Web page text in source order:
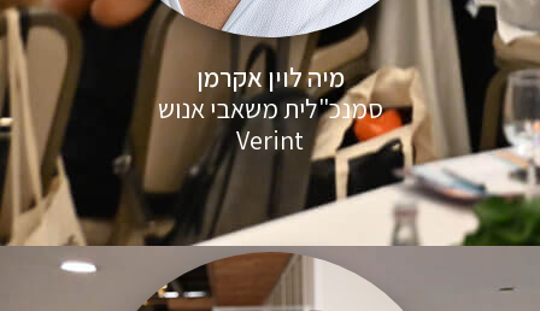
מיה לוין אקרמן
סמנכ"לית משאבי אנוש
Verint